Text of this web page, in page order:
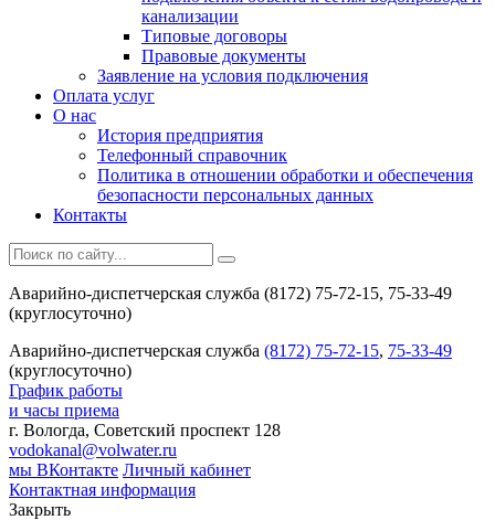
канализации
Типовые договоры
Правовые документы
Заявление на условия подключения
Оплата услуг
О нас
История предприятия
Телефонный справочник
Политика в отношении обработки и обеспечения
безопасности персональных данных
Контакты
Аварийно-диспетчерская служба (8172) 75-72-15, 75-33-49
(круглосуточно)
Аварийно-диспетчерская служба (8172) 75-72-15, 75-33-49
(круглосуточно)
График работы
и часы приема
г. Вологда, Советский проспект 128
vodokanal@volwater.ru
мы ВКонтакте Личный кабинет
Контактная информация
Закрыть